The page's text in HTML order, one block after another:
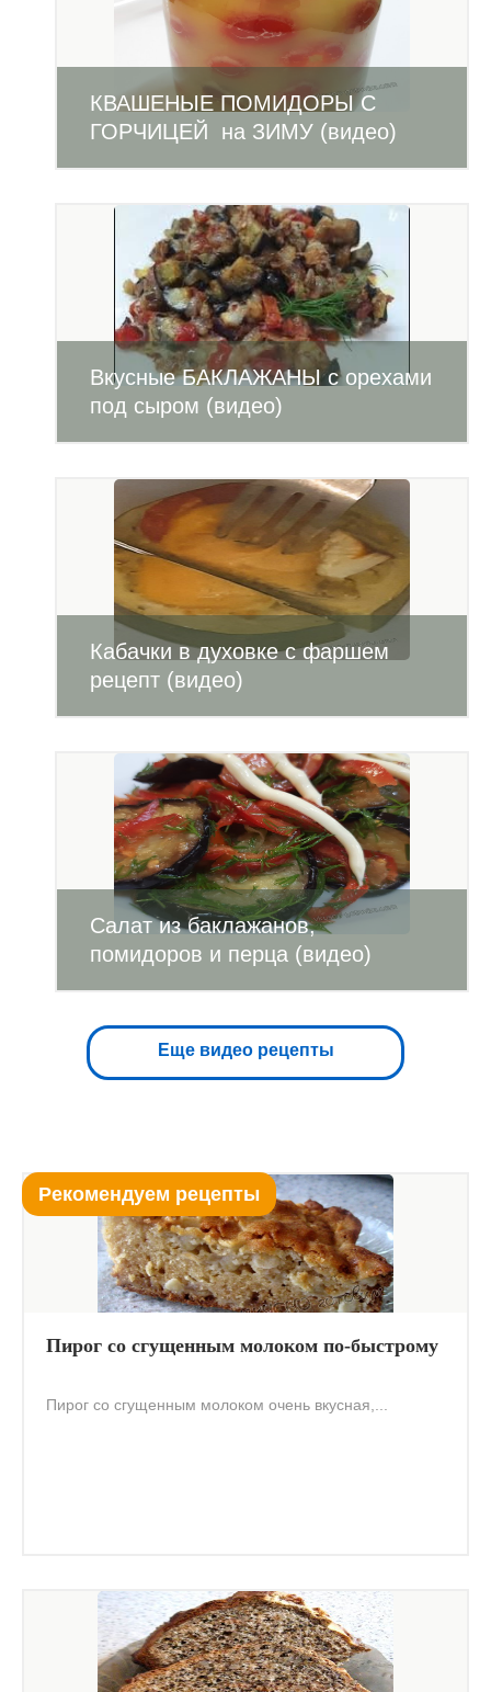
КВАШЕНЫЕ ПОМИДОРЫ С
ГОРЧИЦЕЙ на ЗИМУ (видео)
Вкусные БАКЛАЖАНЫ с орехами
под сыром (видео)
Кабачки в духовке с фаршем
рецепт (видео)
Салат из баклажанов,
помидоров и перца (видео)
Еще видео рецепты
Рекомендуем рецепты
Пирог со сгущенным молоком по-быстрому
Пирог со сгущенным молоком очень вкусная,...